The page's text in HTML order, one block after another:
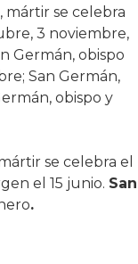
mártir se celebra
3 noviembre,
Germán, obispo
San Germán,
obispo y
se celebra el
el 15 junio. San
.